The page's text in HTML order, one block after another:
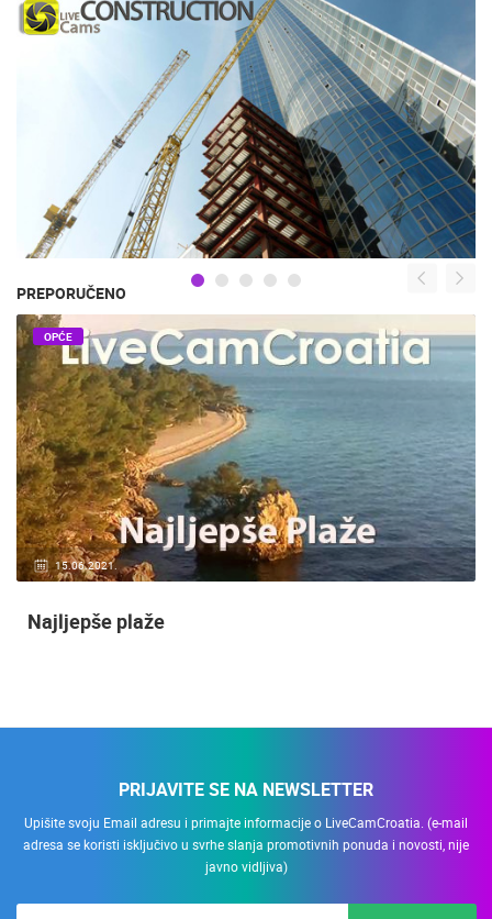
PREPORUČENO
15.06.2021.
OPĆE
Najljepše plaže
PRIJAVITE SE NA NEWSLETTER
Upišite svoju Email adresu i primajte informacije o LiveCamCroatia. (e-mail
adresa se koristi isključivo u svrhe slanja promotivnih ponuda i novosti, nije
javno vidljiva)